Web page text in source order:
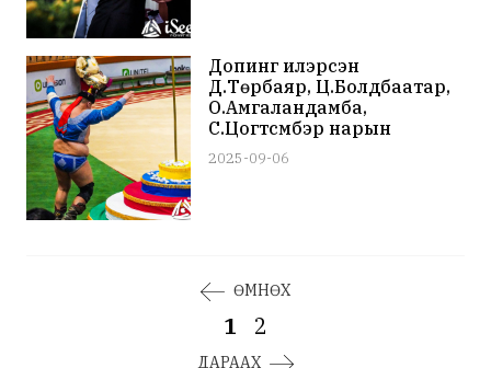
Допинг илэрсэн
Д.Төрбаяр, Ц.Болдбаатар,
О.Амгаландамба,
С.Цогтсүмбэр нарын
барилдах эрхийг 3-6
жилээр хасаж
2025-09-06
ӨМНӨХ
1 2
ДАРААХ